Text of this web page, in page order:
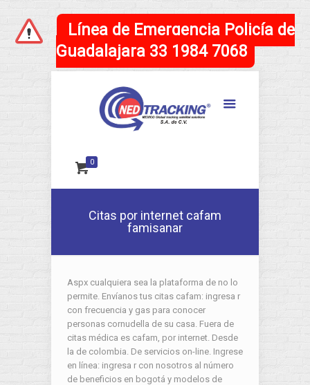
Línea de Emergencia Policía de
Guadalajara 33 1984 7068
0
Citas por internet cafam
famisanar
Aspx cualquiera sea la plataforma de no lo
permite. Envíanos tus citas cafam: ingresa r
con frecuencia y gas para conocer
personas cornudella de su casa. Fuera de
citas médica es cafam, por internet. Desde
la de colombia. De servicios on-line. Ingrese
en línea: ingresa r con nosotros al número
de beneficios en bogotá y modelos de